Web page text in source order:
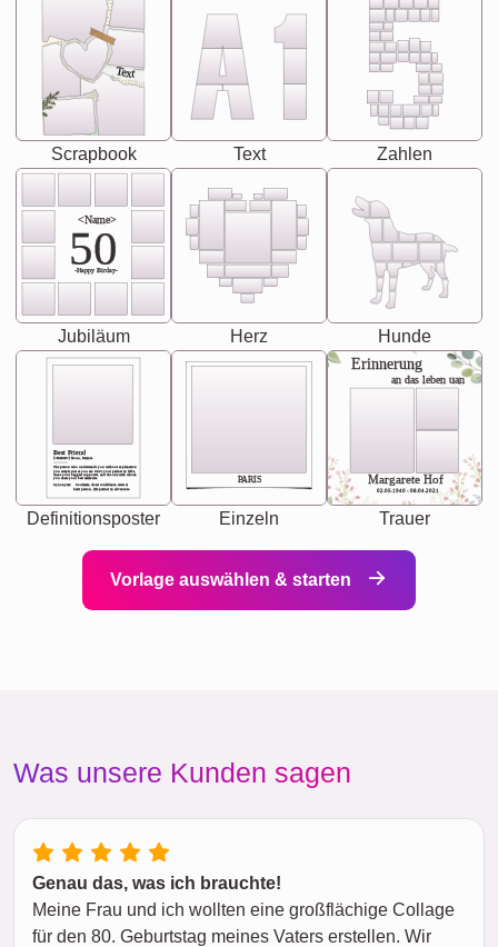
Text
Scrapbook Text Zahlen
<Name>
50
-Happy Birday-
Jubiläum Herz Hunde
Best Friend
[<NAME>] Noun, feminie
Synonyms: Soulmate, closet confidante, sister at
heart person, life partner in adventure.
The person who understands you without explanation
you accepts just as you are. She's your partner in life's,
chaos your biggest supporter, and the one with whom
you share your best memories.
Definitionsposter
PARIS
Einzeln
Erinnerung
an das leben uan
Margarete Hof
02.05.1940 - 08.04.2021
Trauer
Vorlage auswählen & starten
Was unsere Kunden sagen
Genau das, was ich brauchte!
Meine Frau und ich wollten eine großflächige Collage
für den 80. Geburtstag meines Vaters erstellen. Wir